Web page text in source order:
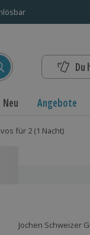
Du
Neu Angebote
für 2 (1 Nacht)
Jochen Schweizer